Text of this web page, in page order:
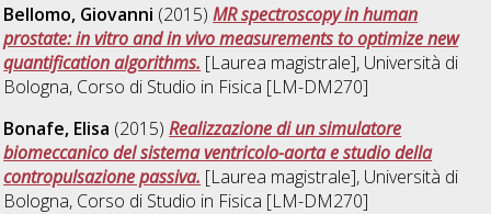
Bellomo, Giovanni (2015)MR spectroscopy in human
prostate: in vitro and in vivo measurements to optimize new
quantification algorithms. [Laurea magistrale], Università di
Bologna, Corso di Studio in Fisica [LM-DM270]
Bonafe, Elisa (2015)Realizzazione di un simulatore
biomeccanico del sistema ventricolo-aorta e studio della
contropulsazione passiva. [Laurea magistrale], Università di
Bologna, Corso di Studio in Fisica [LM-DM270]